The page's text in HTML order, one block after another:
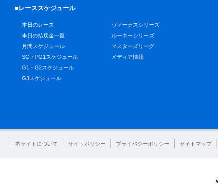
■レーススケジュール
本日のレース
本日の払戻金一覧
月間スケジュール
SG・PG1スケジュール
G1・G2スケジュール
G3スケジュール
ヴィーナスシリーズ
ルーキーシリーズ
マスターズリーグ
メディア情報
本サイトについて サイトポリシー プライバシーポリシー サイトマップ